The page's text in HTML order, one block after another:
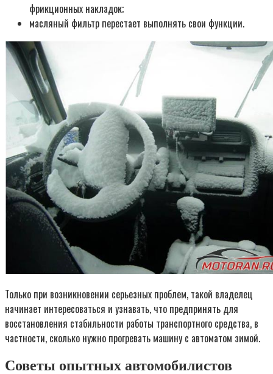
фрикционных накладок;
масляный фильтр перестает выполнять свои функции.
Только при возникновении серьезных проблем, такой владелец
начинает интересоваться и узнавать, что предпринять для
восстановления стабильности работы транспортного средства, в
частности, сколько нужно прогревать машину с автоматом зимой.
Советы опытных автомобилистов